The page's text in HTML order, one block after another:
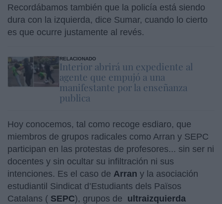
Recordábamos también que la policía está siendo
dura con la izquierda, dice Sumar, cuando lo cierto
es que ocurre justamente al revés.
RELACIONADO
Interior abrirá un expediente al
agente que empujó a una
manifestante por la enseñanza
publica
Hoy conocemos, tal como recoge esdiaro, que
miembros de grupos radicales como Arran y SEPC
participan en las protestas de profesores... sin ser ni
docentes y sin ocultar su infiltración ni sus
intenciones. Es el caso de Arran y la asociación
estudiantil Sindicat d’Estudiants dels Països
Catalans ( SEPC), grupos de ultraizquierda